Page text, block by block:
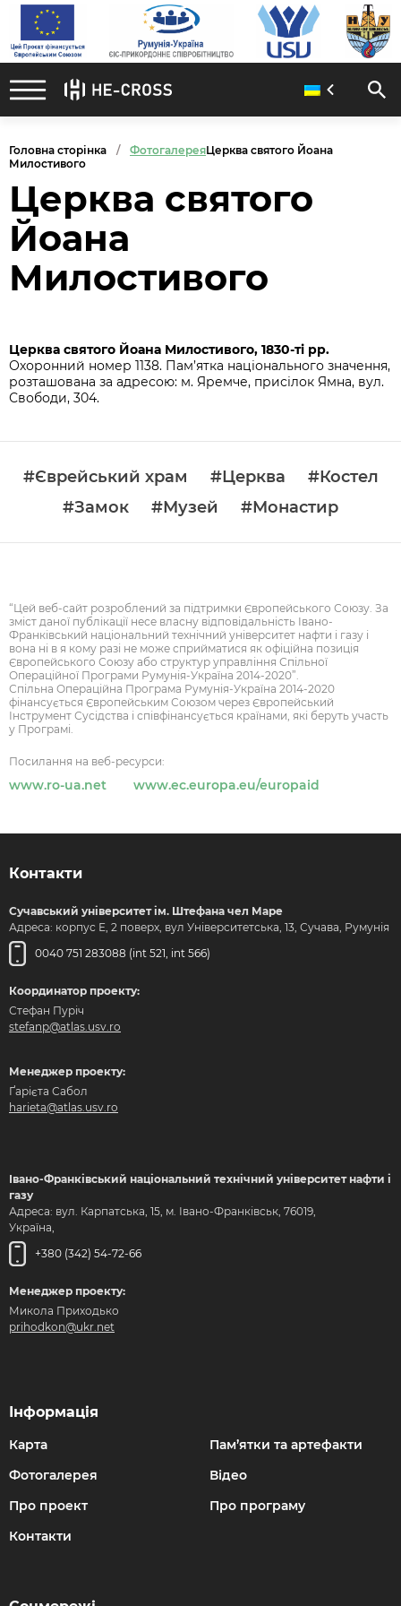
Головна сторінка ФотогалереяЦерква святого Йоана
Милостивого
Церква святого
Йоана
Милостивого
Церква святого Йоана Милостивого, 1830-ті рр.
Охоронний номер 1138. Пам’ятка національного значення,
розташована за адресою: м. Яремче, присілок Ямна, вул.
Свободи, 304.
#Єврейський храм #Церква
#Костел
#Замок
#Музей #Монастир
“Цей веб-сайт розроблений за підтримки Європейського Союзу. За
зміст даної публікації несе власну відповідальність Івано-
Франківський національний технічний університет нафти і газу і
вона ні в я кому разі не може сприйматися як офіційна позиція
Європейського Союзу або структур управління Спільної
Операційної Програми Румунія-Україна 2014-2020”.
Спільна Операційна Програма Румунія-Україна 2014-2020
фінансується Європейським Союзом через Європейський
Інструмент Сусідства і співфінансується країнами, які беруть участь
у Програмі.
Посилання на веб-ресурси:
www.ro-ua.net www.ec.europa.eu/europaid
Контакти
Сучавський університет ім. Штефана чел Маре
Адреса: корпус Е, 2 поверх, вул Університетська, 13, Сучава, Румунія
0040 751 283088 (int 521, int 566)
Координатор проекту:
Стефан Пуріч
stefanp@atlas.usv.ro
Менеджер проекту:
Ґарієта Сабол
harieta@atlas.usv.ro
Івано-Франківський національний технічний університет нафти і
газу
Адреса: вул. Карпатська, 15, м. Івано-Франківськ, 76019,
Україна,
+380 (342) 54-72-66
Менеджер проекту:
Микола Приходько
prihodkon@ukr.net
Інформація
Карта
Пам’ятки та артефакти
Фотогалерея
Відео
Про проект
Про програму
Контакти